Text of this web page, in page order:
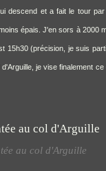
descend et a fait le tour
épais. J'en sors à 2000
(précision, je suis
je vise finalement
au col d'Arguille